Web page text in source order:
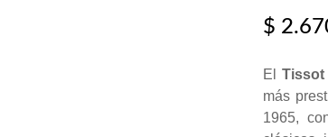
$
El Tissot
más
1965,